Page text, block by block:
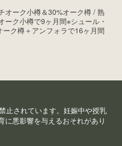
オーク小樽＆30%オーク樽 / 熟
ーク小樽で9ヶ月間※シュール・
ーク樽＋アンフォラで16ヶ月間
止されています。妊娠中や授乳
に悪影響を与えるおそれがあり